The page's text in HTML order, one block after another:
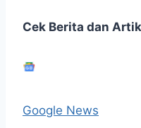
Cek Berita dan
Google News